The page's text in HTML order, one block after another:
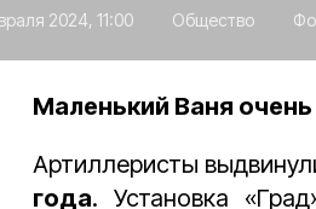
2024, 11:00 Общество
Маленький Ваня
Артиллеристы
года. Установка